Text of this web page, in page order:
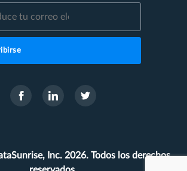
Inc. 2026. Todos los derechos